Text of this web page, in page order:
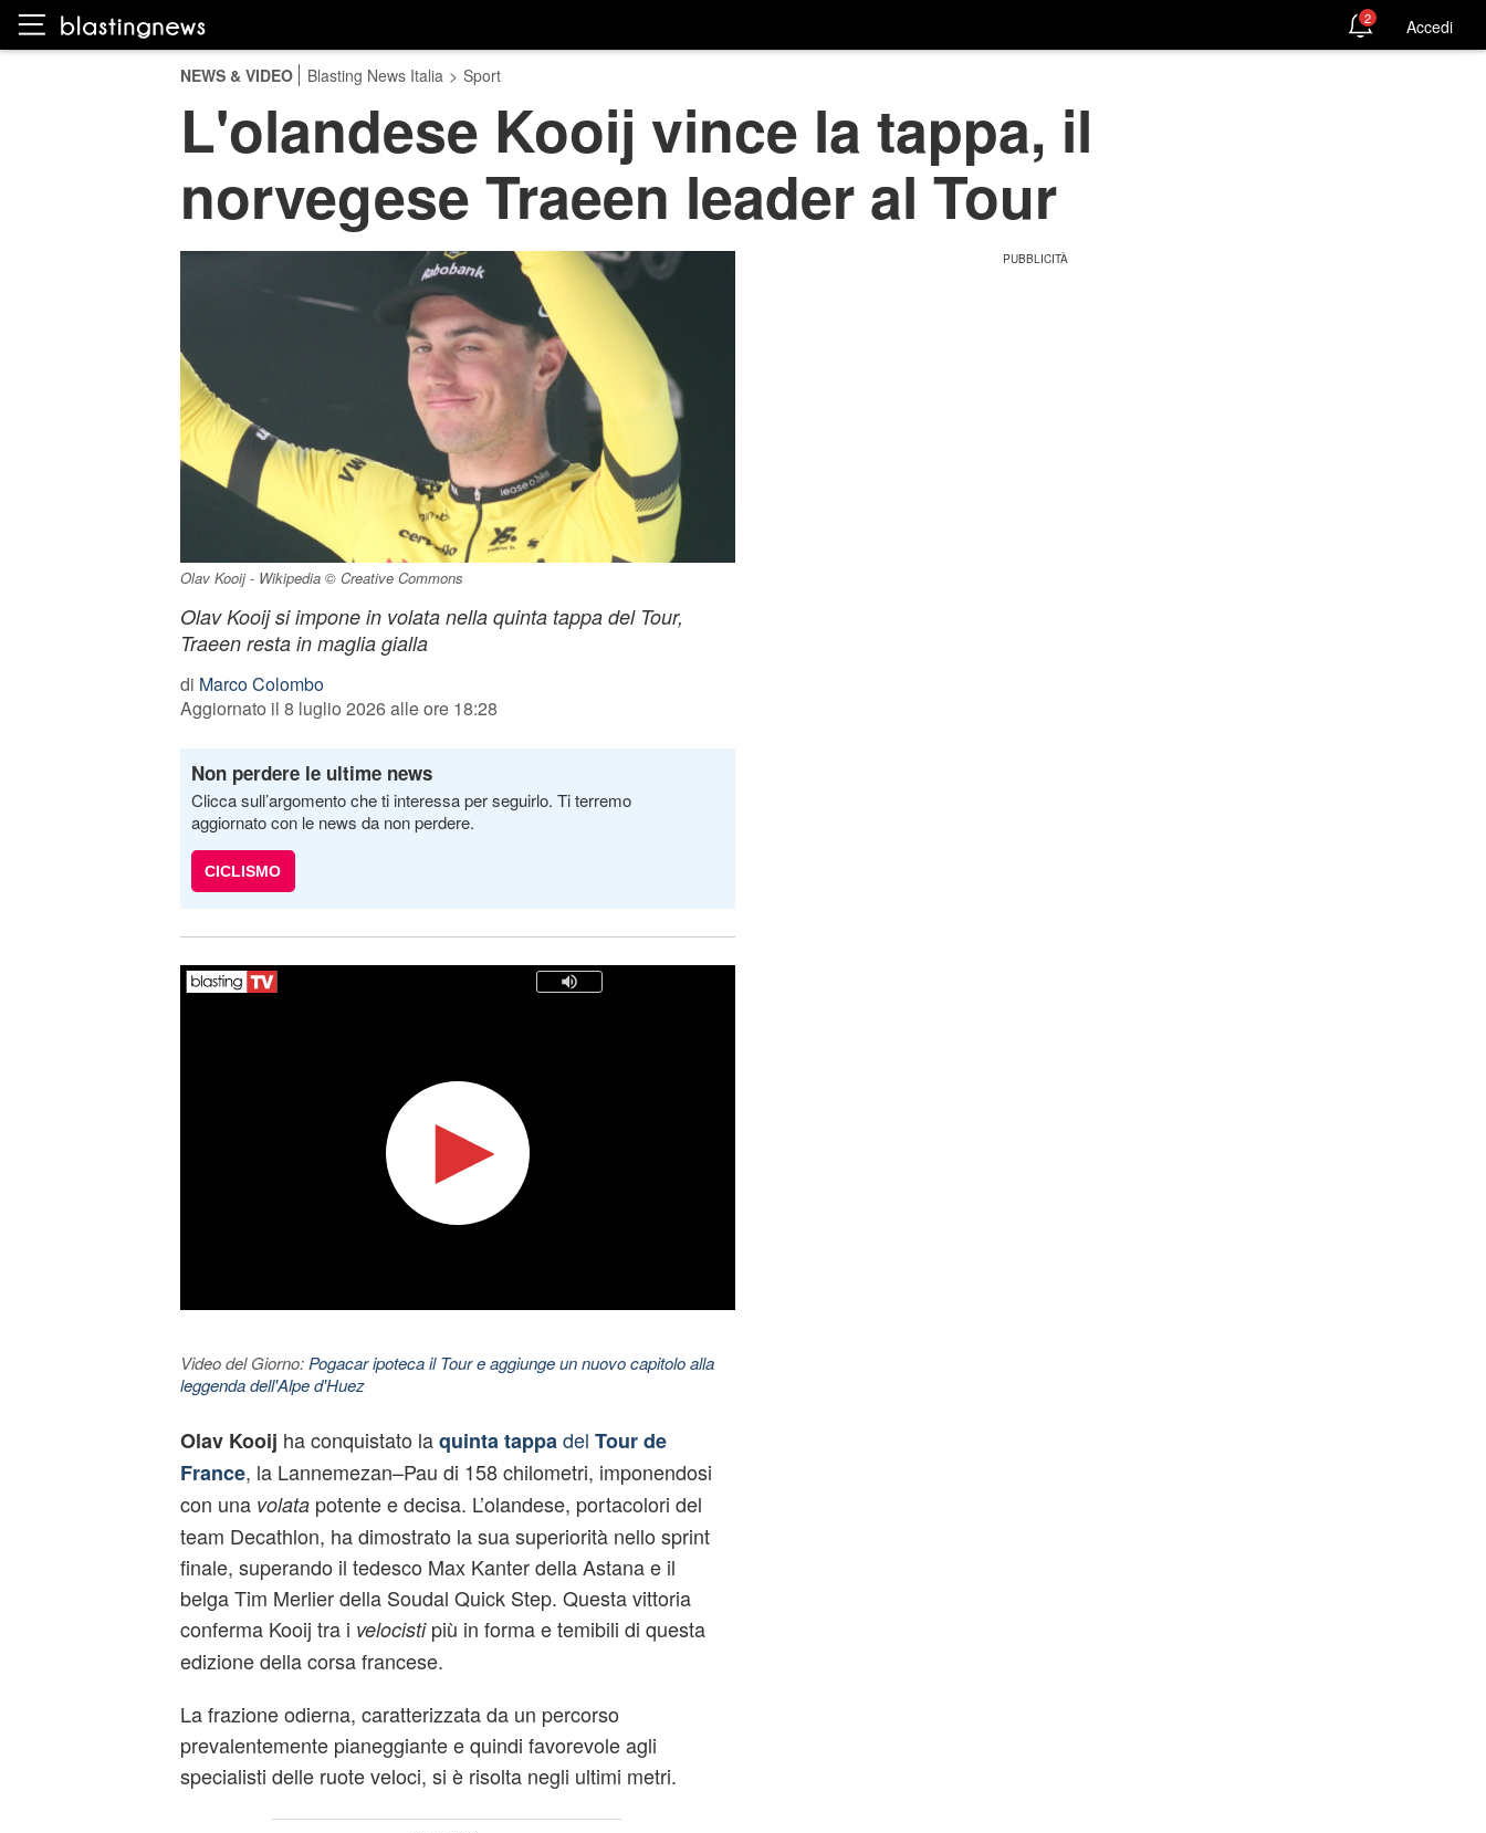
2 Accedi
NEWS & VIDEO Blasting News Italia > Sport
L'olandese Kooij vince la tappa, il
norvegese Traeen leader al Tour
Olav Kooij - Wikipedia © Creative Commons
Olav Kooij si impone in volata nella quinta tappa del Tour,
Traeen resta in maglia gialla
di Marco Colombo
Aggiornato il 8 luglio 2026 alle ore 18:28
Non perdere le ultime news
Clicca sull’argomento che ti interessa per seguirlo. Ti terremo
aggiornato con le news da non perdere.
CICLISMO
Video del Giorno: Pogacar ipoteca il Tour e aggiunge un nuovo capitolo alla
leggenda dell'Alpe d'Huez
Olav Kooij ha conquistato laquinta tappa del Tour de
France, la Lannemezan–Pau di 158 chilometri, imponendosi
con una volatapotente e decisa. L’olandese, portacolori del
team Decathlon, ha dimostrato la sua superiorità nello sprint
finale, superando il tedesco Max Kanter della Astana e il
belga Tim Merlier della Soudal Quick Step. Questa vittoria
conferma Kooij tra i velocistipiù in forma e temibili di questa
edizione della corsa francese.
La frazione odierna, caratterizzata da un percorso
prevalentemente pianeggiante e quindi favorevole agli
specialisti delle ruote veloci, si è risolta negli ultimi metri.